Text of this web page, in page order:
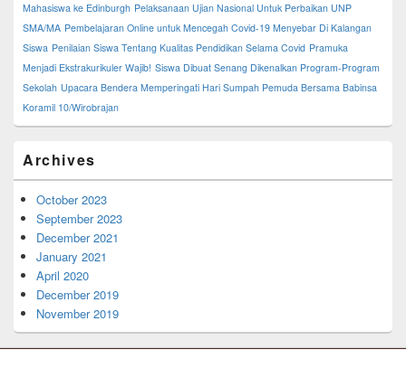
Mahasiswa ke Edinburgh Pelaksanaan Ujian Nasional Untuk Perbaikan UNP
SMA/MA Pembelajaran Online untuk Mencegah Covid-19 Menyebar Di Kalangan
Siswa Penilaian Siswa Tentang Kualitas Pendidikan Selama Covid Pramuka
Menjadi Ekstrakurikuler Wajib! Siswa Dibuat Senang Dikenalkan Program-Program
Sekolah Upacara Bendera Memperingati Hari Sumpah Pemuda Bersama Babinsa
Koramil 10/Wirobrajan
Archives
October 2023
September 2023
December 2021
January 2021
April 2020
December 2019
November 2019